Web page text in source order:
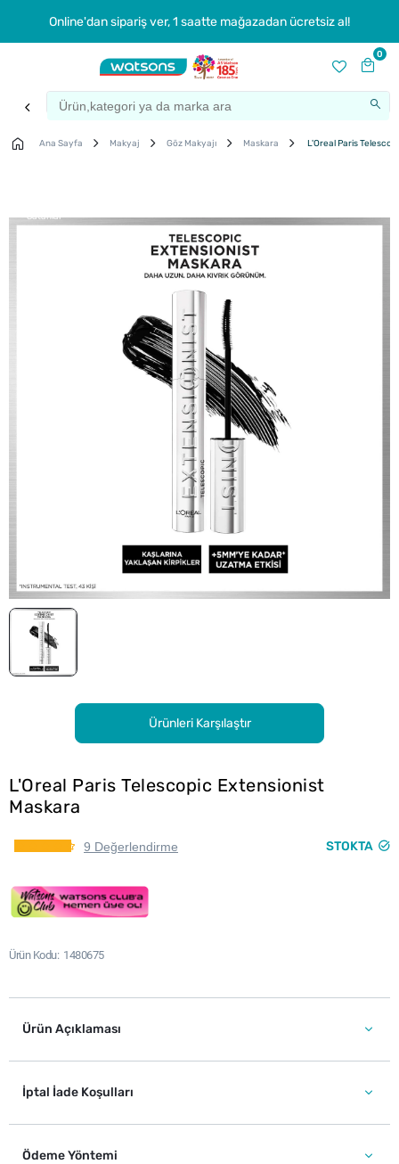
Online'dan sipariş ver, 1 saatte mağazadan ücretsiz al!
0
Ana Sayfa Makyaj Göz Makyajı Maskara L'Oreal Paris
Satanlar
Ürünleri Karşılaştır
L'Oreal Paris Telescopic Extensionist
Maskara
9 Değerlendirme STOKTA
Ürün Kodu 1480675
Ürün Açıklaması
İptal İade Koşulları
Ödeme Yöntemi